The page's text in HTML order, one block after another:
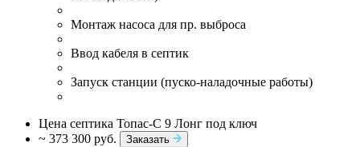
Монтаж насоса для пр. выброса
Ввод кабеля в септик
Запуск станции (пуско-наладочные работы)
Цена септика Топас-С 9 Лонг под ключ
~ 373 300 руб.
Заказать